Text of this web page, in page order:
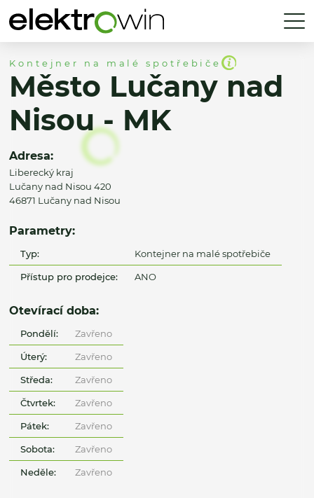
Kontejner na malé spotřebiče
Město Lučany nad
Nisou - MK
Adresa:
Liberecký kraj
Lučany nad Nisou 420
46871 Lučany nad Nisou
Parametry:
Typ: Kontejner na malé spotřebiče
Přístup pro prodejce: ANO
Otevírací doba:
Pondělí: Zavřeno
Úterý: Zavřeno
Středa: Zavřeno
Čtvrtek: Zavřeno
Pátek: Zavřeno
Sobota: Zavřeno
Neděle: Zavřeno